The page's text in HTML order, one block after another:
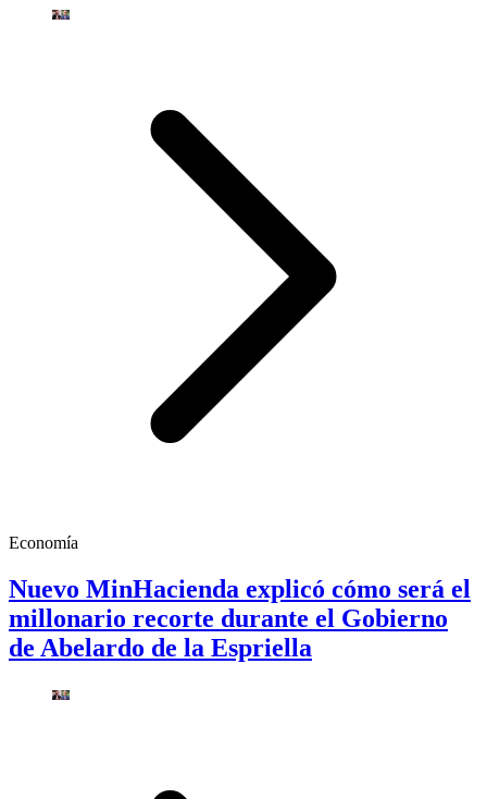
Economía
Nuevo MinHacienda explicó cómo será el
millonario recorte durante el Gobierno
de Abelardo de la Espriella